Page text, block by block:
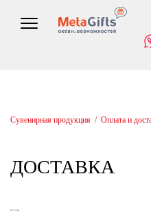
Сувенирная продукция / Оплата и
ДОСТАВКА